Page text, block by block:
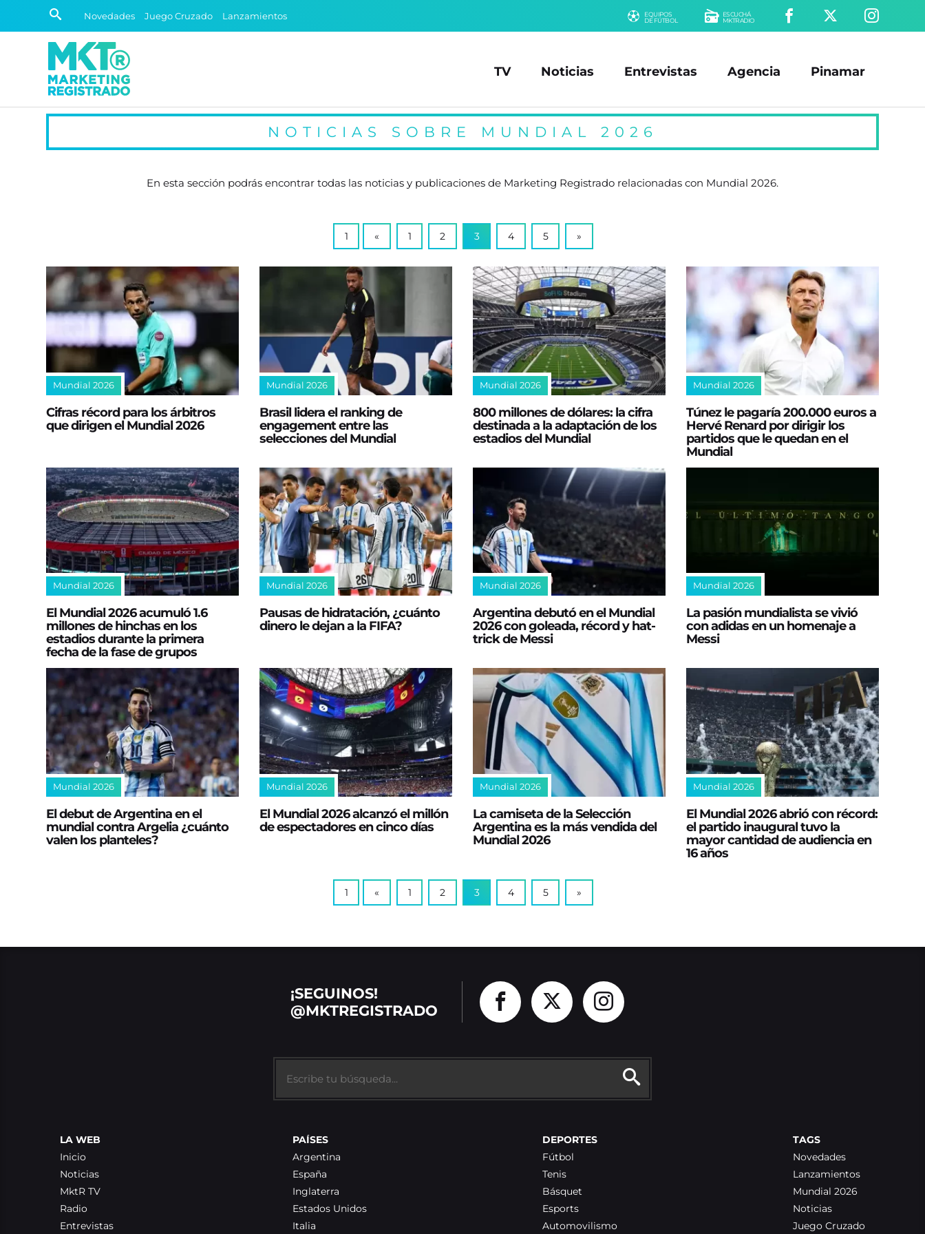
Novedades Juego Cruzado Lanzamientos
EQUIPOS
DE FÚTBOL
ESCUCHÁ
MKTRADIO
TV Noticias Entrevistas Agencia Pinamar
NOTICIAS SOBRE MUNDIAL 2026
En esta sección podrás encontrar todas las noticias y publicaciones de Marketing Registrado relacionadas con Mundial 2026.
1 « 1 2 3 4 5 »
Mundial 2026
Cifras récord para los árbitros
que dirigen el Mundial 2026
Mundial 2026
Brasil lidera el ranking de
engagement entre las
selecciones del Mundial
Mundial 2026
800 millones de dólares: la cifra
destinada a la adaptación de los
estadios del Mundial
Mundial 2026
Túnez le pagaría 200.000 euros a
Hervé Renard por dirigir los
partidos que le quedan en el
Mundial
Mundial 2026
El Mundial 2026 acumuló 1.6
millones de hinchas en los
estadios durante la primera
fecha de la fase de grupos
Mundial 2026
Pausas de hidratación, ¿cuánto
dinero le dejan a la FIFA?
Mundial 2026
Argentina debutó en el Mundial
2026 con goleada, récord y hat-
trick de Messi
Mundial 2026
La pasión mundialista se vivió
con adidas en un homenaje a
Messi
Mundial 2026
El debut de Argentina en el
mundial contra Argelia ¿cuánto
valen los planteles?
Mundial 2026
El Mundial 2026 alcanzó el millón
de espectadores en cinco días
Mundial 2026
La camiseta de la Selección
Argentina es la más vendida del
Mundial 2026
Mundial 2026
El Mundial 2026 abrió con récord:
el partido inaugural tuvo la
mayor cantidad de audiencia en
16 años
1 « 1 2 3 4 5 »
¡SEGUINOS!
@MKTREGISTRADO
LA WEB
Inicio
Noticias
MktR TV
Radio
Entrevistas
PAÍSES
Argentina
España
Inglaterra
Estados Unidos
Italia
DEPORTES
Fútbol
Tenis
Básquet
Esports
Automovilismo
TAGS
Novedades
Lanzamientos
Mundial 2026
Noticias
Juego Cruzado